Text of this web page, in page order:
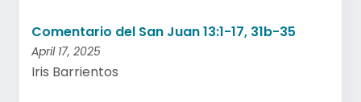
Comentario del San Juan 13:1-17, 31b-35
April 17, 2025
Iris Barrientos